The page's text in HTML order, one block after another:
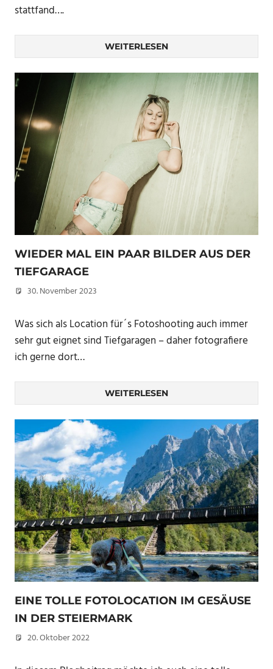
stattfand….
WEITERLESEN
WIEDER MAL EIN PAAR BILDER AUS DER
TIEFGARAGE
30. November 2023
Was sich als Location für´s Fotoshooting auch immer
sehr gut eignet sind Tiefgaragen – daher fotografiere
ich gerne dort…
WEITERLESEN
EINE TOLLE FOTOLOCATION IM GESÄUSE
IN DER STEIERMARK
20. Oktober 2022